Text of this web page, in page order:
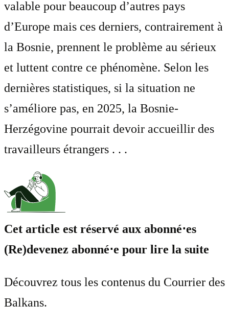
valable pour beaucoup d’autres pays
d’Europe mais ces derniers, contrairement à
la Bosnie, prennent le problème au sérieux
et luttent contre ce phénomène. Selon les
dernières statistiques, si la situation ne
s’améliore pas, en 2025, la Bosnie-
Herzégovine pourrait devoir accueillir des
travailleurs étrangers . . .
Cet article est réservé aux abonné⋅es
(Re)devenez abonné⋅e pour lire la suite
Découvrez tous les contenus du Courrier des
Balkans.